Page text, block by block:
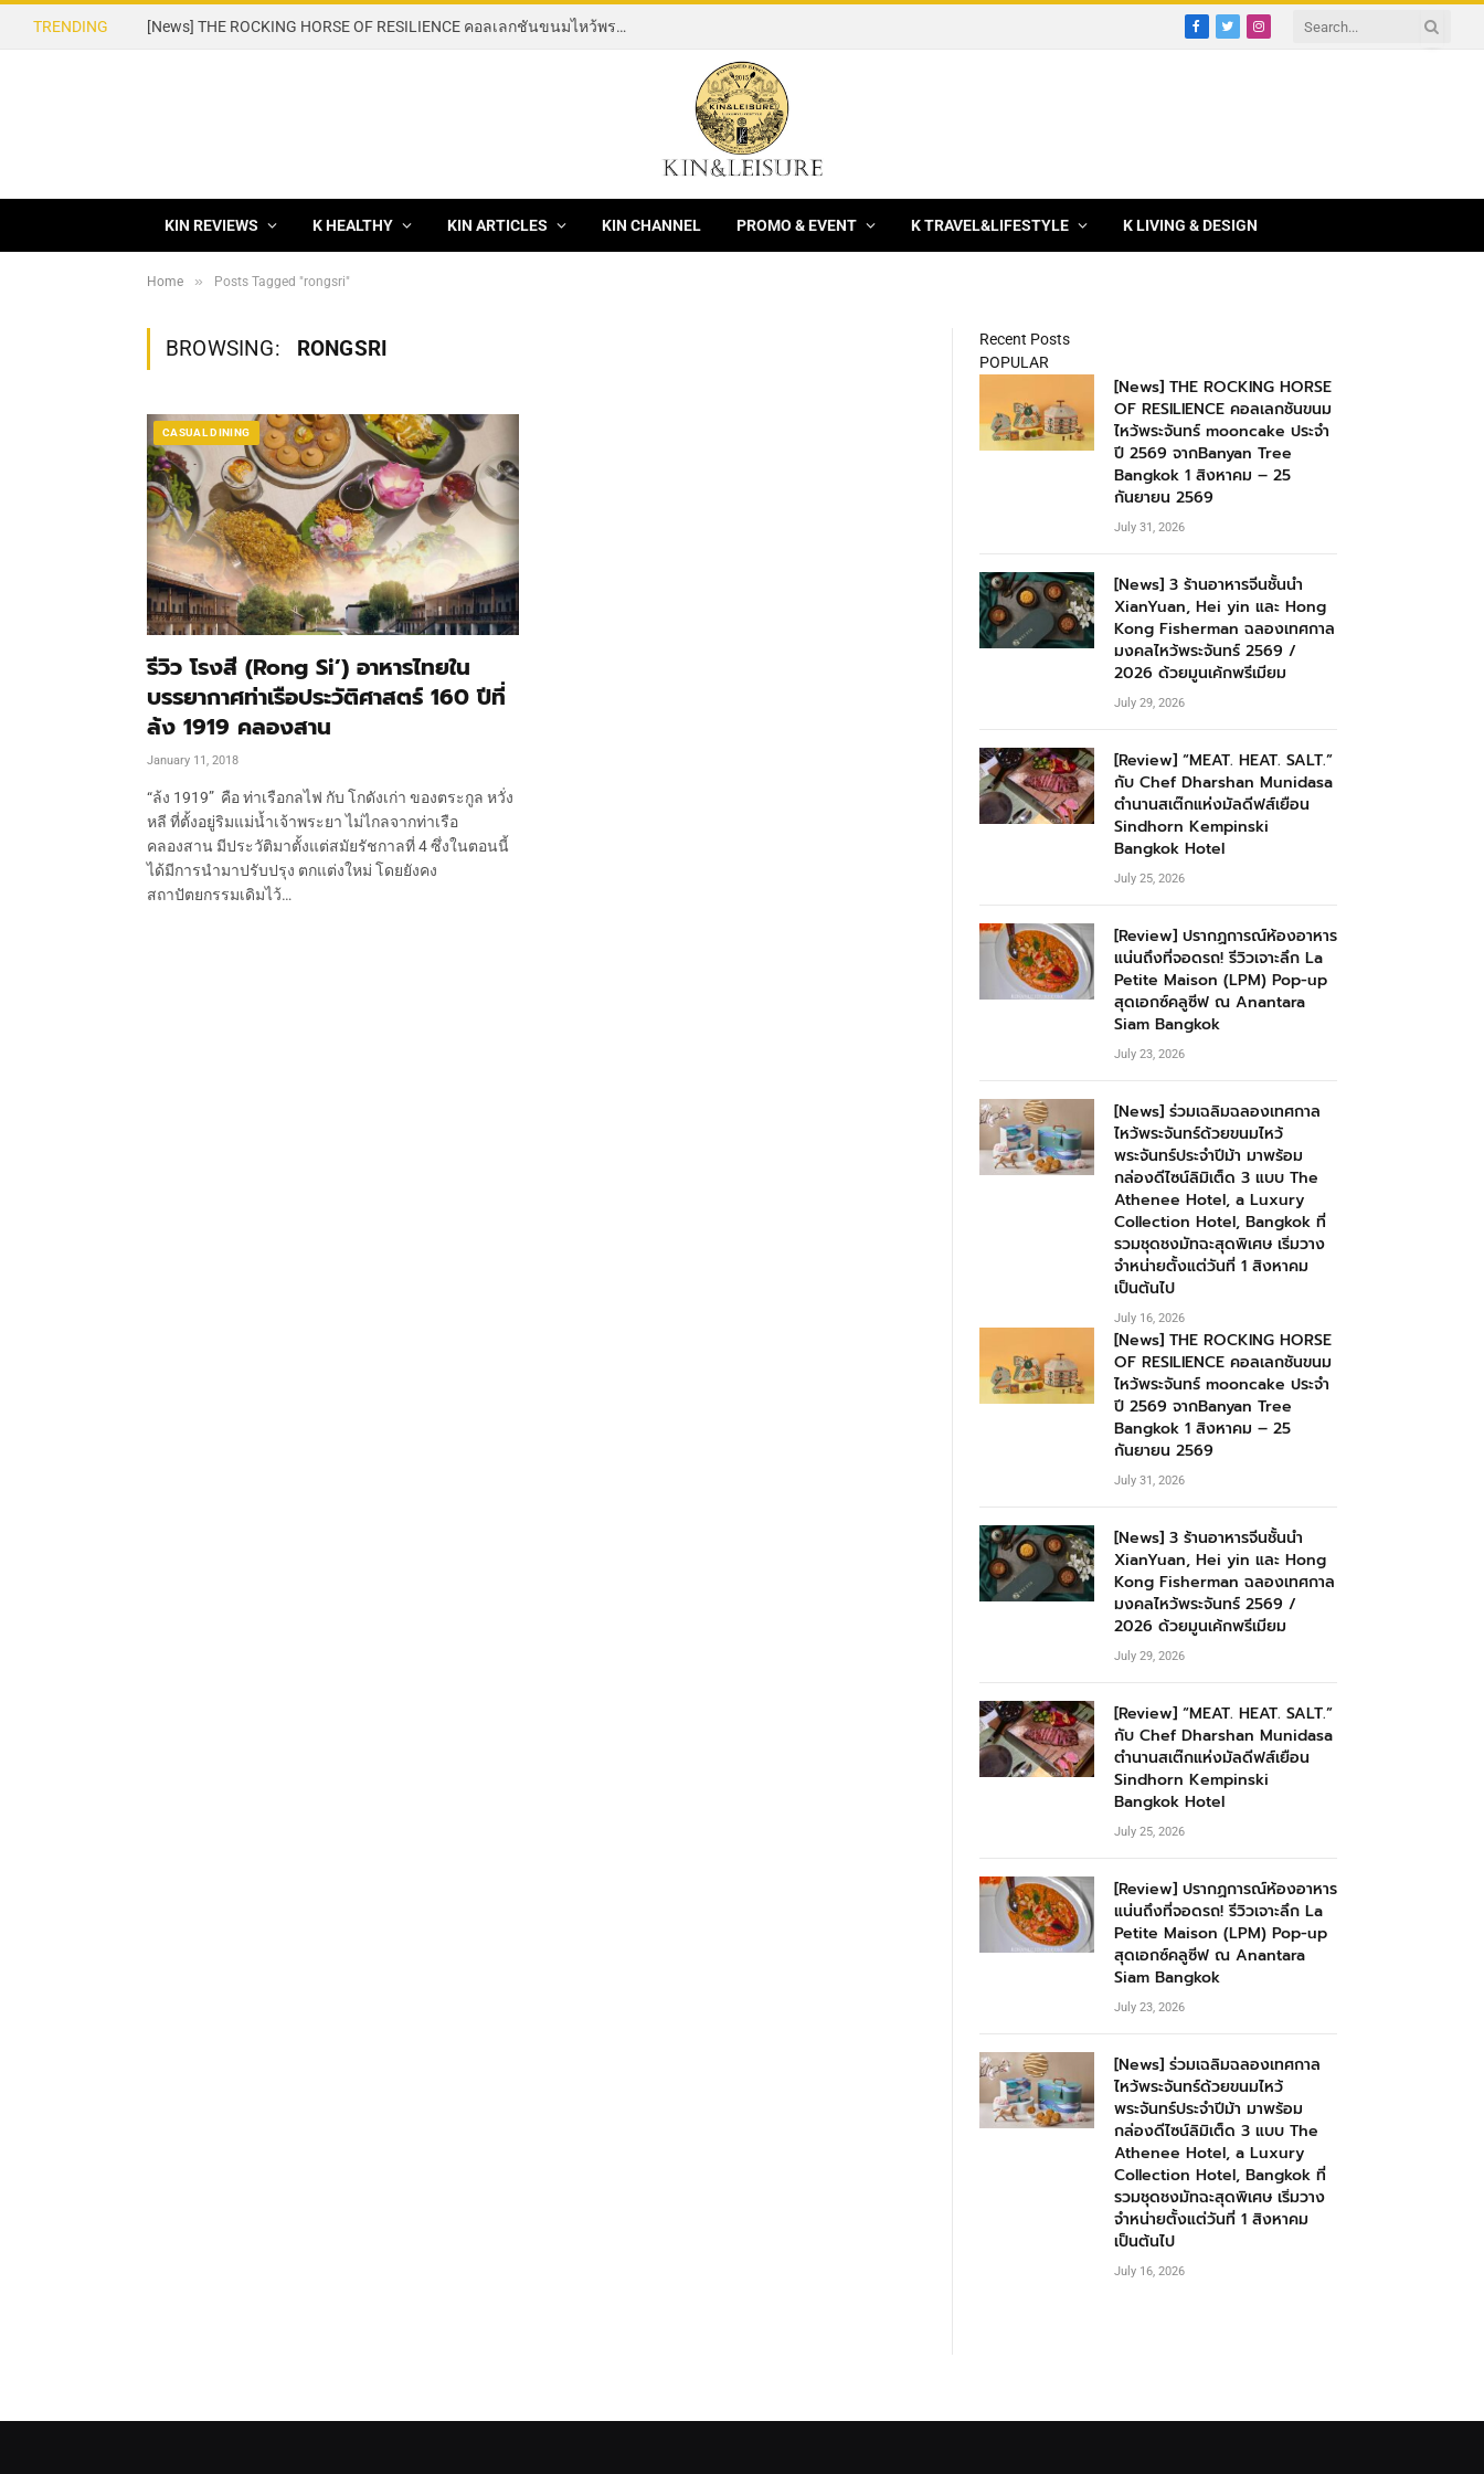
TRENDING [News] THE ROCKING HORSE OF RESILIENCE คอลเลกชันขนมไหว้พระจันทร์ mooncake ประจำปี 2569 จากBanyan Tree Bangkok 1 สิงหาคม – 25 กันยายน 2569
Facebook
TwitterInstagram
KIN REVIEWS K HEALTHY KIN ARTICLES KIN CHANNEL PROMO & EVENT K TRAVEL&LIFESTYLE K LIVING & DESIGN
Home » Posts Tagged "rongsri"
BROWSING: RONGSRI
CASUAL DINING
รีวิว โรงสี (Rong Si’) อาหารไทยใน
บรรยากาศท่าเรือประวัติศาสตร์ 160 ปีที่
ล้ง 1919 คลองสาน
January 11, 2018
“ล้ง 1919” คือ ท่าเรือกลไฟ กับ โกดังเก่า ของตระกูล หวั่ง
หลี ที่ตั้งอยู่ริมแม่น้ำเจ้าพระยา ไม่ไกลจากท่าเรือ
คลองสาน มีประวัติมาตั้งแต่สมัยรัชกาลที่ 4 ซึ่งในตอนนี้
ได้มีการนำมาปรับปรุง ตกแต่งใหม่ โดยยังคง
สถาปัตยกรรมเดิมไว้…
Recent Posts
POPULAR
[News] THE ROCKING HORSE
OF RESILIENCE คอลเลกชันขนม
ไหว้พระจันทร์ mooncake ประจำ
ปี 2569 จากBanyan Tree
Bangkok 1 สิงหาคม – 25
กันยายน 2569
July 31, 2026
[News] 3 ร้านอาหารจีนชั้นนำ
XianYuan, Hei yin และ Hong
Kong Fisherman ฉลองเทศกาล
มงคลไหว้พระจันทร์ 2569 /
2026 ด้วยมูนเค้กพรีเมียม
July 29, 2026
[Review] “MEAT. HEAT. SALT.”
กับ Chef Dharshan Munidasa
ตำนานสเต๊กแห่งมัลดีฟส์เยือน
Sindhorn Kempinski
Bangkok Hotel
July 25, 2026
[Review] ปรากฏการณ์ห้องอาหาร
แน่นถึงที่จอดรถ! รีวิวเจาะลึก La
Petite Maison (LPM) Pop-up
สุดเอกซ์คลูซีฟ ณ Anantara
Siam Bangkok
July 23, 2026
[News] ร่วมเฉลิมฉลองเทศกาล
ไหว้พระจันทร์ด้วยขนมไหว้
พระจันทร์ประจำปีม้า มาพร้อม
กล่องดีไซน์ลิมิเต็ด 3 แบบ The
Athenee Hotel, a Luxury
Collection Hotel, Bangkok ที่
รวมชุดชงมัทฉะสุดพิเศษ เริ่มวาง
จำหน่ายตั้งแต่วันที่ 1 สิงหาคม
เป็นต้นไป
July 16, 2026
[News] THE ROCKING HORSE
OF RESILIENCE คอลเลกชันขนม
ไหว้พระจันทร์ mooncake ประจำ
ปี 2569 จากBanyan Tree
Bangkok 1 สิงหาคม – 25
กันยายน 2569
July 31, 2026
[News] 3 ร้านอาหารจีนชั้นนำ
XianYuan, Hei yin และ Hong
Kong Fisherman ฉลองเทศกาล
มงคลไหว้พระจันทร์ 2569 /
2026 ด้วยมูนเค้กพรีเมียม
July 29, 2026
[Review] “MEAT. HEAT. SALT.”
กับ Chef Dharshan Munidasa
ตำนานสเต๊กแห่งมัลดีฟส์เยือน
Sindhorn Kempinski
Bangkok Hotel
July 25, 2026
[Review] ปรากฏการณ์ห้องอาหาร
แน่นถึงที่จอดรถ! รีวิวเจาะลึก La
Petite Maison (LPM) Pop-up
สุดเอกซ์คลูซีฟ ณ Anantara
Siam Bangkok
July 23, 2026
[News] ร่วมเฉลิมฉลองเทศกาล
ไหว้พระจันทร์ด้วยขนมไหว้
พระจันทร์ประจำปีม้า มาพร้อม
กล่องดีไซน์ลิมิเต็ด 3 แบบ The
Athenee Hotel, a Luxury
Collection Hotel, Bangkok ที่
รวมชุดชงมัทฉะสุดพิเศษ เริ่มวาง
จำหน่ายตั้งแต่วันที่ 1 สิงหาคม
เป็นต้นไป
July 16, 2026